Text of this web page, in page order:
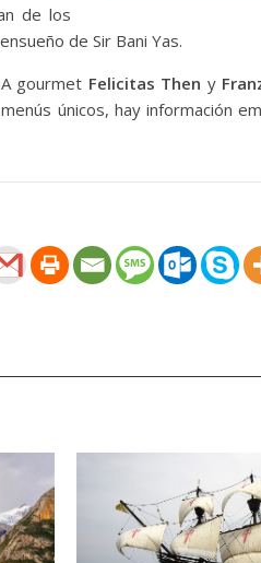
de los
de Sir Bani Yas.
gourmet Felicitas Then y
únicos, hay información